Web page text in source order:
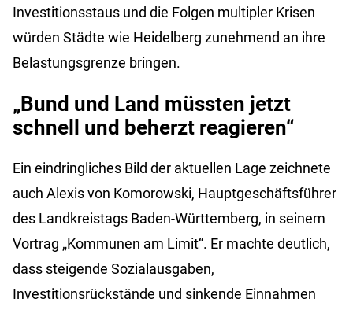
Investitionsstaus und die Folgen multipler Krisen
würden Städte wie Heidelberg zunehmend an ihre
Belastungsgrenze bringen.
„Bund und Land müssten jetzt
schnell und beherzt reagieren“
Ein eindringliches Bild der aktuellen Lage zeichnete
auch Alexis von Komorowski, Hauptgeschäftsführer
des Landkreistags Baden-Württemberg, in seinem
Vortrag „Kommunen am Limit“. Er machte deutlich,
dass steigende Sozialausgaben,
Investitionsrückstände und sinkende Einnahmen